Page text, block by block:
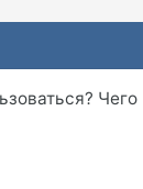
Чего